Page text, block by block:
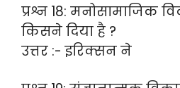
प्रश्न 18: मनोसामाजिक
किसने दिया है ?
उत्तर :- इरिक्सन ने